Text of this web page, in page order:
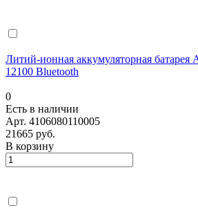
Литий-ионная аккумуляторная батарея
12100 Bluetooth
0
Есть в наличии
Арт. 4106080110005
21665 руб.
В корзину